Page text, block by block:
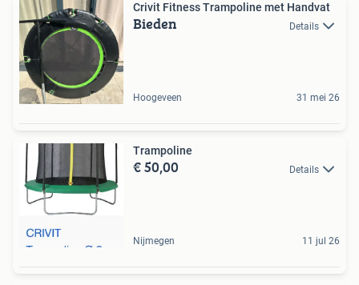
Crivit Fitness Trampoline met Handvat
Bieden Details
Hoogeveen 31 mei 26
Trampoline
€ 50,00 Details
Nijmegen 11 jul 26